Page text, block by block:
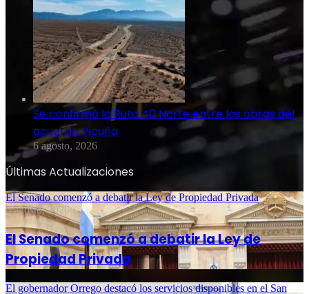
Se confirmó la Ruta 40 Norte entre las obras del
acuerdo Vicuña
6 agosto, 2026
Últimas Actualizaciones
El Senado comenzó a debatir la Ley de Propiedad Privada
6 agosto, 2026
El Senado comenzó a debatir la Ley de
Propiedad Privada
El gobernador Orrego destacó los servicios disponibles en el San